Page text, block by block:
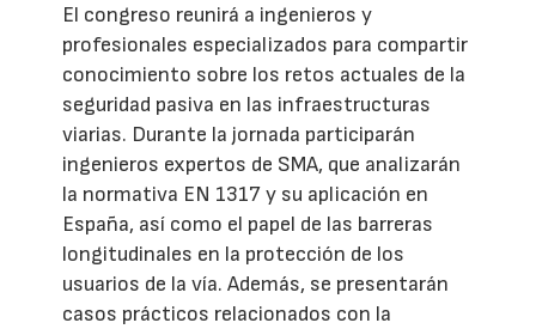
El congreso reunirá a ingenieros y
profesionales especializados para compartir
conocimiento sobre los retos actuales de la
seguridad pasiva en las infraestructuras
viarias. Durante la jornada participarán
ingenieros expertos de SMA, que analizarán
la normativa EN 1317 y su aplicación en
España, así como el papel de las barreras
longitudinales en la protección de los
usuarios de la vía. Además, se presentarán
casos prácticos relacionados con la